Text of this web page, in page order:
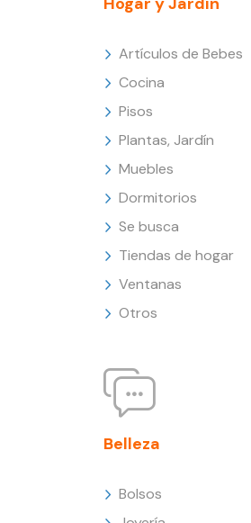
Artículos de Bebes
Cocina
Pisos
Plantas, Jardín
Muebles
Dormitorios
Se busca
Tiendas de hogar
Ventanas
Otros
Belleza
Bolsos